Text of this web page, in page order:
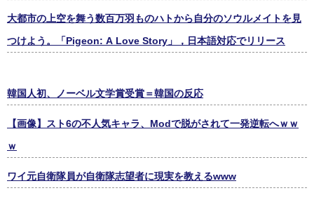
大都市の上空を舞う数百万羽ものハトから自分のソウルメイトを見
つけよう。「Pigeon: A Love Story」，日本語対応でリリース
韓国人初、ノーベル文学賞受賞＝韓国の反応
【画像】スト6の不人気キャラ、Modで脱がされて一発逆転へｗｗ
ｗ
ワイ元自衛隊員が自衛隊志望者に現実を教えるwww